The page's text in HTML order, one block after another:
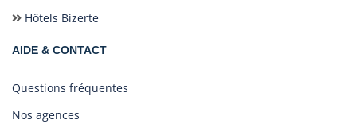
Hôtels Bizerte
AIDE & CONTACT
Questions fréquentes
Nos agences